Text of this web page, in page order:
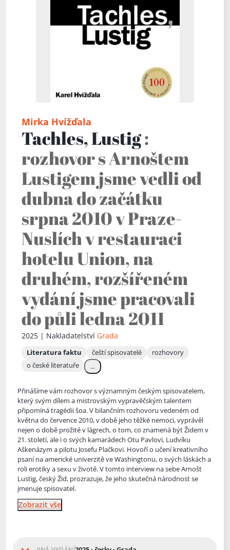
Mirka Hvížďala
Tachles, Lustig:
rozhovor s Arnoštem
Lustigem jsme vedli od
dubna do začátku
srpna 2010 v Praze-
Nuslích v restauraci
hotelu Union, na
druhém, rozšířeném
vydání jsme pracovali
do půli ledna 2011
2025 | Nakladatelství Grada
Literatura faktu čeští spisovatelé
rozhovory
o české literatuře
...
Přinášíme vám rozhovor s významným českým spisovatelem,
který svým dílem a mistrovským vypravěčským talentem
připomíná tragédii šoa. V bilančním rozhovoru vedeném od
května do července 2010, v době jeho těžké nemoci, vyprávěl
nejen o době prožité v lágrech, o tom, co znamená být Židem v
21. století, ale i o svých kamarádech Otu Pavlovi, Ludvíku
Aškenázym a pilotu Josefu Plačkovi. Hovoří o učení kreativního
psaní na americké univerzitě ve Washingtonu, o svých láskách a
roli erotiky a sexu v životě. V tomto interview na sebe Arnošt
Lustig, český Žid, prozrazuje, že jeho skutečná národnost se
jmenuje spisovatel.
Zobrazit vše